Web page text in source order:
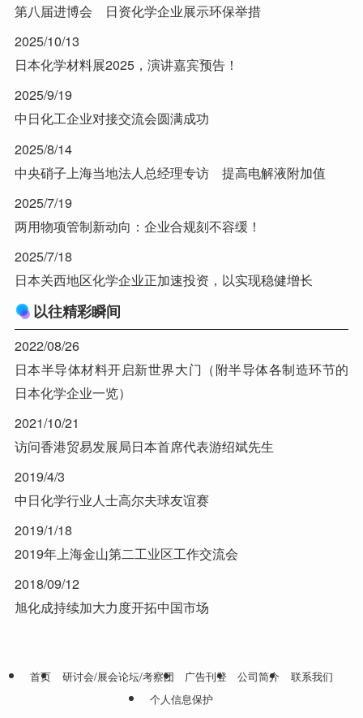
第八届进博会 日资化学企业展示环保举措
2025/10/13
日本化学材料展2025，演讲嘉宾预告！
2025/9/19
中日化工企业对接交流会圆满成功
2025/8/14
中央硝子上海当地法人总经理专访 提高电解液附加值
2025/7/19
两用物项管制新动向：企业合规刻不容缓！
2025/7/18
日本关西地区化学企业正加速投资，以实现稳健增长
以往精彩瞬间
2022/08/26
日本半导体材料开启新世界大门（附半导体各制造环节的
日本化学企业一览）
2021/10/21
访问香港贸易发展局日本首席代表游绍斌先生
2019/4/3
中日化学行业人士高尔夫球友谊赛
2019/1/18
2019年上海金山第二工业区工作交流会
2018/09/12
旭化成持续加大力度开拓中国市场
首页 研讨会/展会论坛/考察团 广告刊登 公司简介
联系我们
个人信息保护